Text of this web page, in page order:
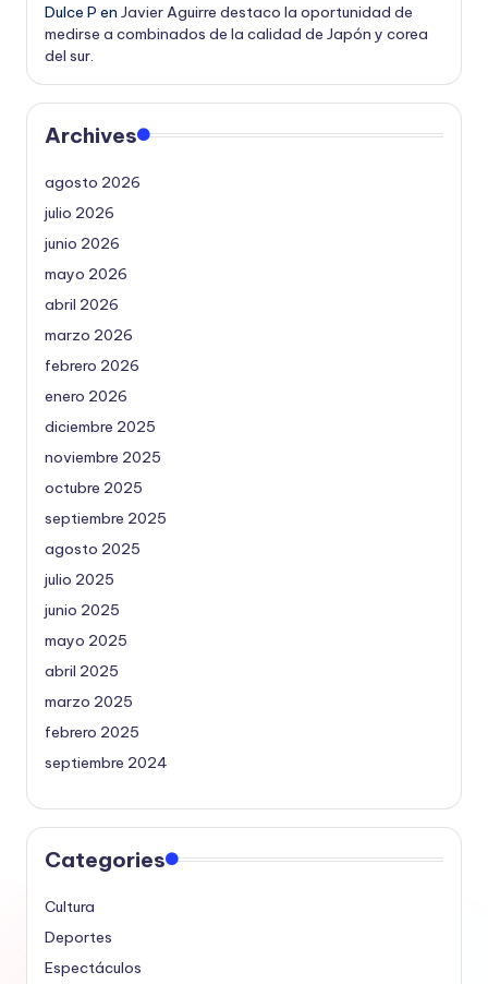
Dulce P en Javier Aguirre destaco la oportunidad de
medirse a combinados de la calidad de Japón y corea
del sur.
Archives
agosto 2026
julio 2026
junio 2026
mayo 2026
abril 2026
marzo 2026
febrero 2026
enero 2026
diciembre 2025
noviembre 2025
octubre 2025
septiembre 2025
agosto 2025
julio 2025
junio 2025
mayo 2025
abril 2025
marzo 2025
febrero 2025
septiembre 2024
Categories
Cultura
Deportes
Espectáculos